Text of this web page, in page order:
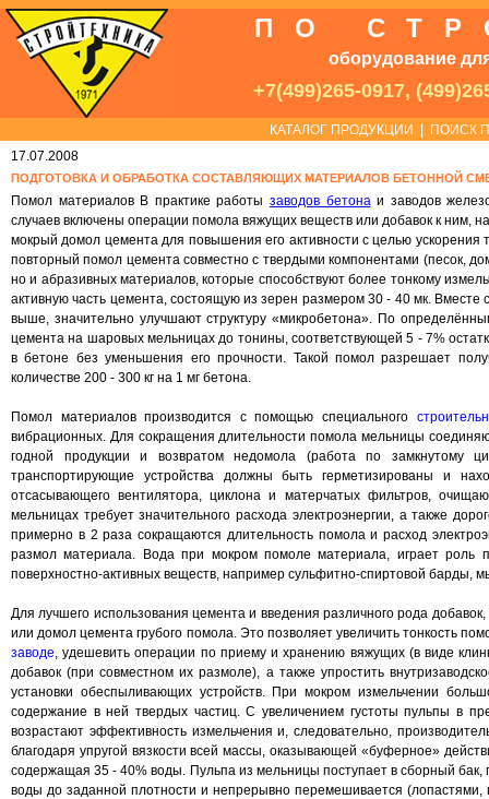
ПО
оборудование
+7(499)265-0917,
КАТАЛОГ ПРОДУКЦИИ
ПОИСК
17.07.2008
ПОДГОТОВКА И ОБРАБОТКА СОСТАВЛЯЮЩИХ МАТЕРИАЛОВ БЕТОННОЙ
Помол материалов В практике работы заводов бетонаи заводов
случаев включены операции помола вяжущих веществ или добавок к ним,
мокрый домол цемента для повышения его активности с целью
повторный помол цемента совместно с твердыми компонентами (песок,
но и абразивных материалов, которые способствуют более тонкому
активную часть цемента, состоящую из зерен размером 30 - 40 мк.
выше, значительно улучшают структуру «микробетона». По
цемента на шаровых мельницах до тонины, соответствующей 5 - 7%
в бетоне без уменьшения его прочности. Такой помол разрешает
количестве 200 - 300 кг на 1 мг бетона.
Помол материалов производится с помощью специального
вибрационных. Для сокращения длительности помола мельницы
годной продукции и возвратом недомола (работа по замкнутому
транспортирующие устройства должны быть герметизированы и
отсасывающего вентилятора, циклона и матерчатых фильтров,
мельницах требует значительного расхода электроэнергии, а также
примерно в 2 раза сокращаются длительность помола и расход
размол материала. Вода при мокром помоле материала, играет роль
поверхностно-активных веществ, например сульфитно-спиртовой барды,
Для лучшего использования цемента и введения различного рода
или домол цемента грубого помола. Это позволяет увеличить тонкость
заводе, удешевить операции по приему и хранению вяжущих (в виде
добавок (при совместном их размоле), а также упростить
установки обеспыливающих устройств. При мокром измельчении
содержание в ней твердых частиц. С увеличением густоты пульпы в
возрастают эффективность измельчения и, следовательно,
благодаря упругой вязкости всей массы, оказывающей «буферное»
содержащая 35 - 40% воды. Пульпа из мельницы поступает в сборный бак,
воды до заданной плотности и непрерывно перемешивается